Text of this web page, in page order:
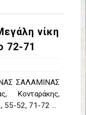
Φιλία
Ρέντη
(video της
για την κατάκτηση
ανατροπή από
νίκη
72-71
ΣΑΛΑΜΙΝΑΣ
Κονταράκης,
55-52, 71-72 ...